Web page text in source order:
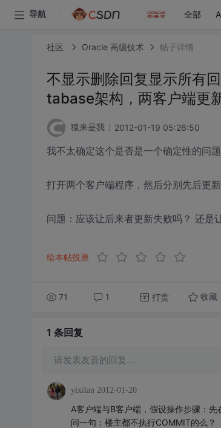
导航 全部
社区 Oracle 高级技术 帖子详情
不显示删除回复显示所有
tabase架构，两客户端更
猿来是我 2012-01-19 05:26:50
我不太确定这个是否是一个确定性的问题
打开两个客户端程序，然后分别先后更新
问题：应该让后来者更新失败吗？ 还是
给本帖投票
71 1 打赏 收藏
1 条回复
请发表友善的回复…
yixilan 2012-01-20
A客户端与B客户端，假设操作步骤：先
问一句：楼主都不执行COMMIT的么？